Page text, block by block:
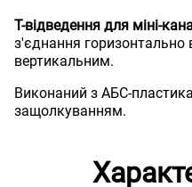
Т-відведення для міні-
з'єднання горизонтально
вертикальним.
Виконаний з АБС-
защолкуванням.